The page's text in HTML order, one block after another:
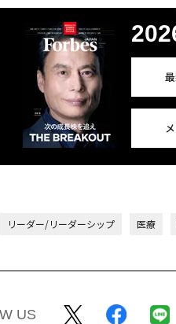
リーダー/リーダーシップ 医療
US